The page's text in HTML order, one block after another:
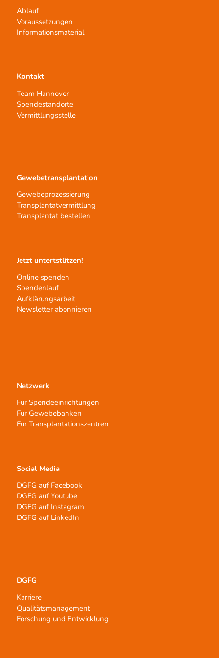
Ablauf
Voraussetzungen
Informationsmaterial
Kontakt
Team Hannover
Spendestandorte
Vermittlungsstelle
Gewebetransplantation
Gewebeprozessierung
Transplantatvermittlung
Transplantat bestellen
Jetzt untertstützen!
Online spenden
Spendenlauf
Aufklärungsarbeit
Newsletter abonnieren
Netzwerk
Für Spendeeinrichtungen
Für Gewebebanken
Für Transplantationszentren
Social Media
DGFG auf Facebook
DGFG auf Youtube
DGFG auf Instagram
DGFG auf LinkedIn
DGFG
Karriere
Qualitätsmanagement
Forschung und Entwicklung